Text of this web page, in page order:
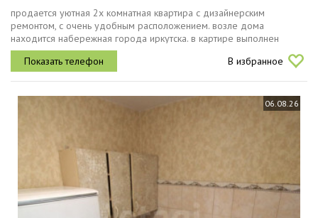
продается уютная 2х комнатная квартира с дизайнерским
ремонтом, с очень удобным расположением. возле дома
находится набережная города иркутска. в картире выполнен
капитальный ремонт. есть всё неоходимое для комфортного
проживания.записывайтесь на...
В избранное
06.08.26